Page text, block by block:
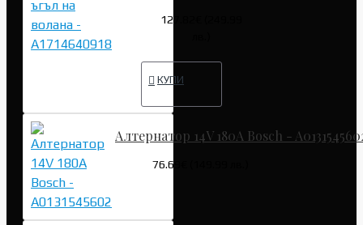
127.82€ (249.99
КУПИ
Алтернатор 14V 180A Bosch -
76.69€ (149.99 лв.)